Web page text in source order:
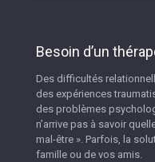
Besoin d’un
Des difficultés
des expériences
des problèmes
n’arrive pas à savoir
mal-être ». Parfois, la
famille ou de vos amis.